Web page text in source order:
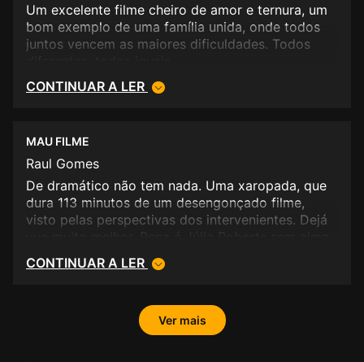
Um excelente filme cheiro de amor e ternura, um
bom exemplo de uma família unida, onde todos
juntos vencem as maiores dificuldades. Todos
CONTINUAR A LER
MAU FILME
Raul Gomes
De dramático não tem nada. Uma xaropada, que
dura 113 minutos de um desengonçado filme,
visto pelas perspectivas dos intervenientes. Dejá
nem chama, que infelizmente se compara a Owen
Wilson.
CONTINUAR A LER
Ver mais